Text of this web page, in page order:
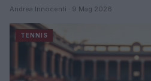
Andrea Innocenti · 9 Mag 2026
TENNIS